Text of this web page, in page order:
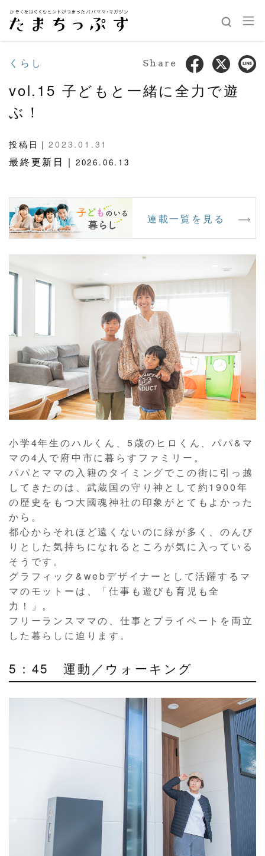
くらし Share
vol.15 子どもと一緒に全力で遊
ぶ！
投稿日｜2023.01.31
最終更新日｜ 2026.06.13
連載一覧を見る
小学4年生のハルくん、5歳のヒロくん、パパ&マ
マの4人で府中市に暮らすファミリー。
パパとママの入籍のタイミングでこの街に引っ越
してきたのは、武蔵国の守り神として約1900年
の歴史をもつ大國魂神社の印象がとてもよかった
から。
都心からそれほど遠くないのに緑が多く、のんび
りとした気持ちになれるところが気に入っている
そうです。
グラフィック&webデザイナーとして活躍するマ
マのモットーは、「仕事も遊びも育児も全
力！」。
フリーランスママの、仕事とプライベートを両立
した暮らしに迫ります。
5：45 運動／ウォーキング